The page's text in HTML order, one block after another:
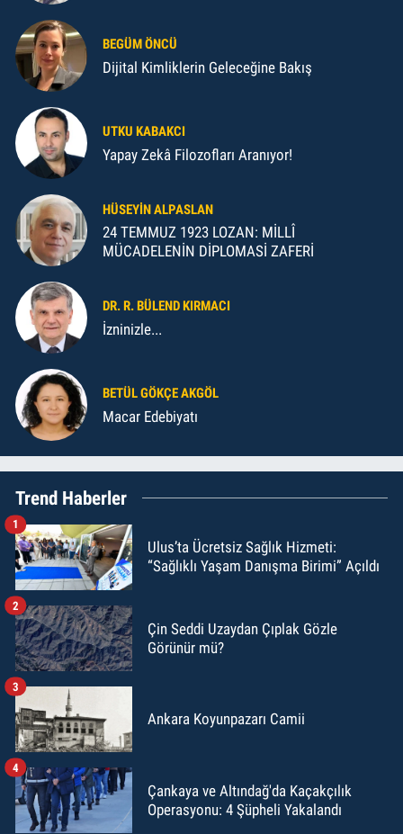
BEGÜM ÖNCÜ
Dijital Kimliklerin Geleceğine Bakış
UTKU KABAKCI
Yapay Zekâ Filozofları Aranıyor!
HÜSEYIN ALPASLAN
24 TEMMUZ 1923 LOZAN: MİLLÎ
MÜCADELENİN DİPLOMASİ ZAFERİ
DR. R. BÜLEND KIRMACI
İzninizle...
BETÜL GÖKÇE AKGÖL
Macar Edebiyatı
Trend Haberler
Ulus’ta Ücretsiz Sağlık Hizmeti:
“Sağlıklı Yaşam Danışma Birimi” Açıldı
1
Çin Seddi Uzaydan Çıplak Gözle
Görünür mü?
2
Ankara Koyunpazarı Camii
3
Çankaya ve Altındağ'da Kaçakçılık
Operasyonu: 4 Şüpheli Yakalandı
4